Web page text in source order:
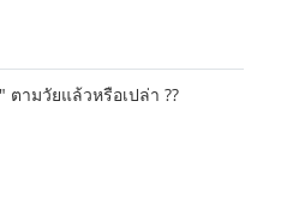
ตามวัยแล้วหรือเปล่า ??